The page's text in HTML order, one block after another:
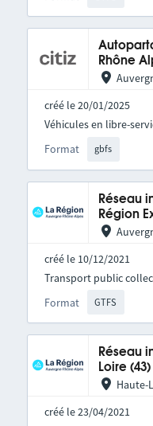
Rhône
créé le 20/01/2025
Format gbfs
Véhicules en libre-
Réseau
Région
créé le 10/12/2021
Format GTFS
Transport public
Réseau
Loire (43)
Haute-
créé le 23/04/2021